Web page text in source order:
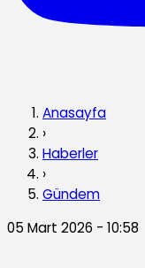
Anasayfa
›
Haberler
›
Gündem
05 Mart 2026 - 10:58